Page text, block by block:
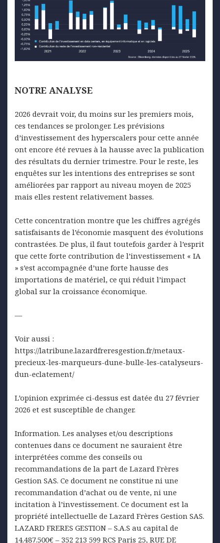
NOTRE ANALYSE
2026 devrait voir, du moins sur les premiers mois,
ces tendances se prolonger. Les prévisions
d’investissement des hyperscalers pour cette année
ont encore été revues à la hausse avec la publication
des résultats du dernier trimestre. Pour le reste, les
enquêtes sur les intentions des entreprises se sont
améliorées par rapport au niveau moyen de 2025
mais elles restent relativement basses.
Cette concentration montre que les chiffres agrégés
satisfaisants de l’économie masquent des évolutions
contrastées. De plus, il faut toutefois garder à l’esprit
que cette forte contribution de l’investissement « IA
» s’est accompagnée d’une forte hausse des
importations de matériel, ce qui réduit l’impact
global sur la croissance économique.
—
Voir aussi :
https://latribune.lazardfreresgestion.fr/metaux-
precieux-les-marqueurs-dune-bulle-les-catalyseurs-
dun-eclatement/
L’opinion exprimée ci-dessus est datée du 27 février
2026 et est susceptible de changer.
Information. Les analyses et/ou descriptions
contenues dans ce document ne sauraient être
interprétées comme des conseils ou
recommandations de la part de Lazard Frères
Gestion SAS. Ce document ne constitue ni une
recommandation d’achat ou de vente, ni une
incitation à l’investissement. Ce document est la
propriété intellectuelle de Lazard Frères Gestion SAS.
LAZARD FRERES GESTION – S.A.S au capital de
14.487.500€ – 352 213 599 RCS Paris 25, RUE DE